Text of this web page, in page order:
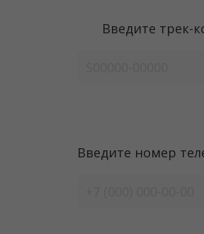
Введите трек-
Введите номер